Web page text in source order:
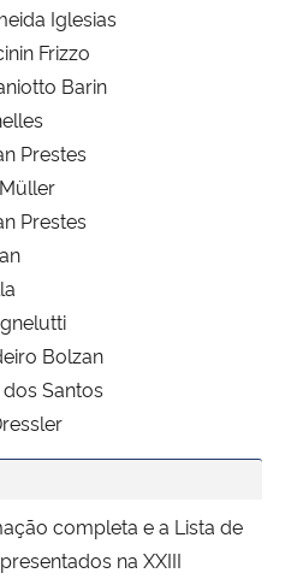
Iglesias
Frizzo
Barin
Prestes
Prestes
Bolzan
Santos
completa e a Lista de
na XXIII